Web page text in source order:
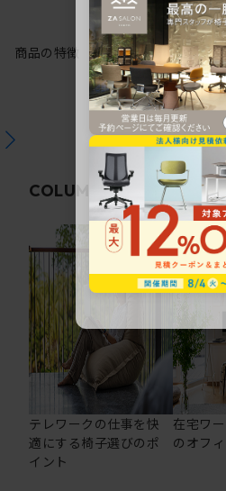
商品の特徴
COLUMN 関連コラム
テレワークの仕事を快
適にする椅子選びのポ
イント
在宅ワ
のオフ